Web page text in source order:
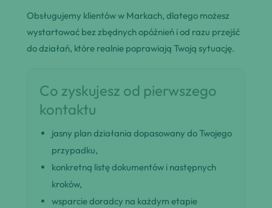
Obsługujemy klientów w Markach, dlatego możesz
wystartować bez zbędnych opóźnień i od razu przejść
do działań, które realnie poprawiają Twoją sytuację.
Co zyskujesz od pierwszego
kontaktu
jasny plan działania dopasowany do Twojego
przypadku,
konkretną listę dokumentów i następnych
kroków,
wsparcie doradcy na każdym etapie